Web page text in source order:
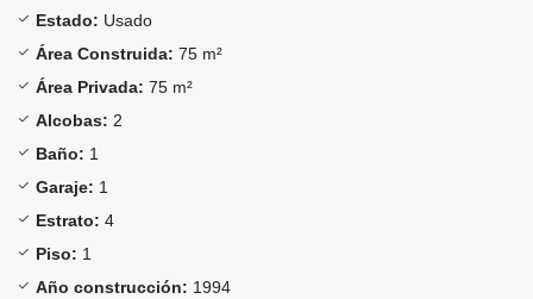
Estado: Usado
Área Construida: 75 m²
Área Privada: 75 m²
Alcobas: 2
Baño: 1
Garaje: 1
Estrato: 4
Piso: 1
Año construcción: 1994